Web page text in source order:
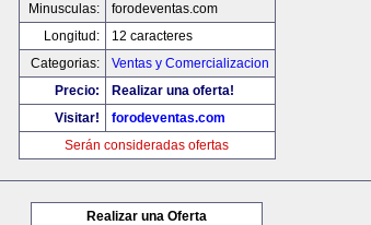
Minusculas:
forodeventas.com
Longitud:
12 caracteres
Categorias:
Ventas y Comercializacion
Precio:
Realizar una oferta!
Visitar!
forodeventas.com
Serán consideradas ofertas
Realizar una Oferta